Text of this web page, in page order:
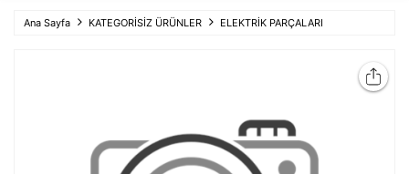
Ana Sayfa KATEGORİSİZ ÜRÜNLER ELEKTRİK PARÇALARI